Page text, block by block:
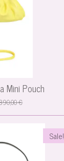
Mini Pouch
€
Sale!